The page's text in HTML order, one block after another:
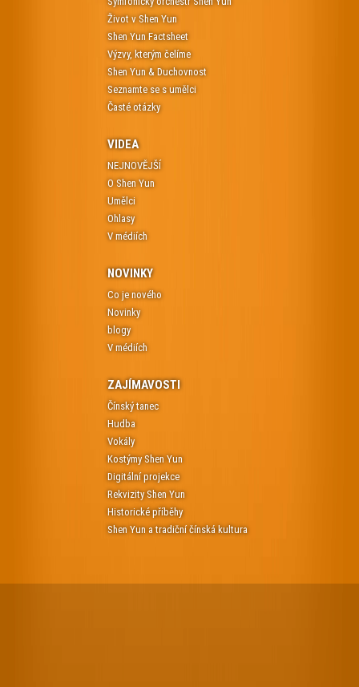
Život v Shen Yun
Shen Yun Factsheet
Výzvy, kterým čelíme
Shen Yun & Duchovnost
Seznamte se s umělci
Časté otázky
VIDEA
NEJNOVĚJŠÍ
O Shen Yun
Umělci
Ohlasy
V médiích
NOVINKY
Co je nového
Novinky
blogy
V médiích
ZAJÍMAVOSTI
Čínský tanec
Hudba
Vokály
Kostýmy Shen Yun
Digitální projekce
Rekvizity Shen Yun
Historické příběhy
Shen Yun a tradiční čínská kultura